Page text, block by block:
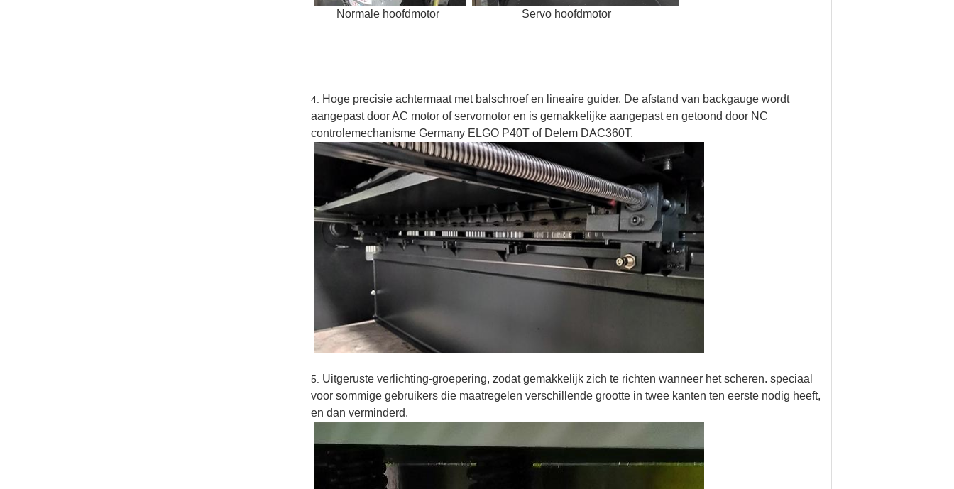
Normale hoofdmotor Servo hoofdmotor
4.
Hoge precisie achtermaat met balschroef en lineaire guider. De afstand van backgauge wordt
aangepast door AC motor of servomotor en is gemakkelijke aangepast en getoond door NC
controlemechanisme Germany ELGO P40T of Delem DAC360T.
5. Uitgeruste verlichting-groepering, zodat gemakkelijk zich te richten wanneer het scheren. speciaal
voor sommige gebruikers die maatregelen verschillende grootte in twee kanten ten eerste nodig heeft,
en dan verminderd.